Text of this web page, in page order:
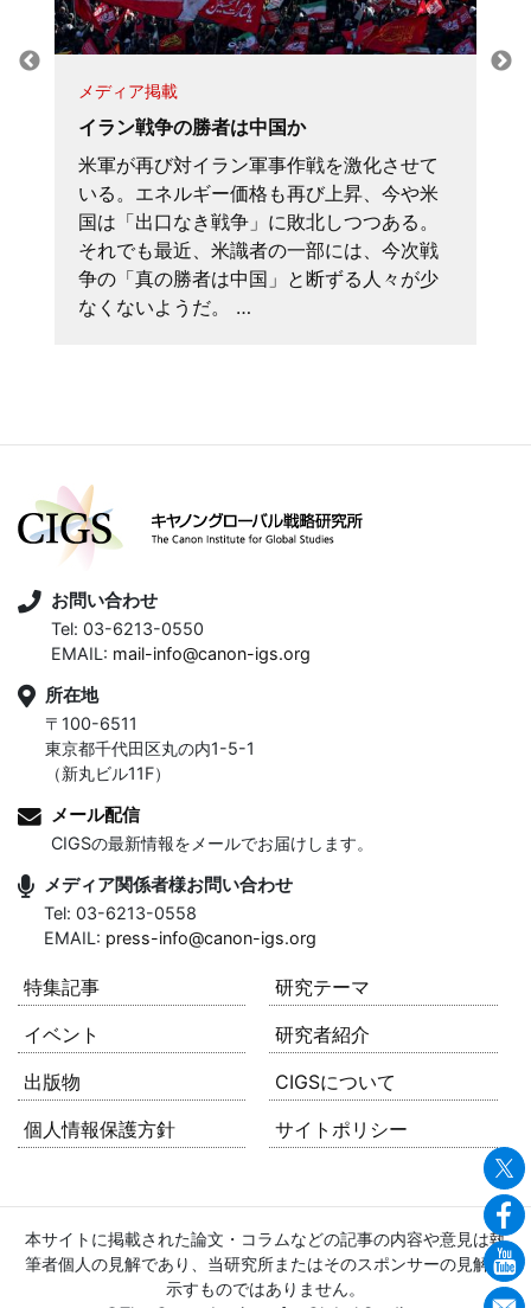
メディア掲載
イラン戦争の勝者は中国か
米軍が再び対イラン軍事作戦を激化させて
いる。エネルギー価格も再び上昇、今や米
国は「出口なき戦争」に敗北しつつある。
それでも最近、米識者の一部には、今次戦
争の「真の勝者は中国」と断ずる人々が少
なくないようだ。 …
お問い合わせ
Tel: 03-6213-0550
EMAIL: mail-info@canon-igs.org
所在地
〒100-6511
東京都千代田区丸の内1-5-1
（新丸ビル11F）
メール配信
CIGSの最新情報をメールでお届けします。
メディア関係者様お問い合わせ
Tel: 03-6213-0558
EMAIL: press-info@canon-igs.org
特集記事
研究テーマ
イベント
研究者紹介
出版物
CIGSについて
個人情報保護方針
サイトポリシー
本サイトに掲載された論文・コラムなどの記事の内容や意見は執
筆者個人の見解であり、当研究所またはそのスポンサーの見解を
示すものではありません。